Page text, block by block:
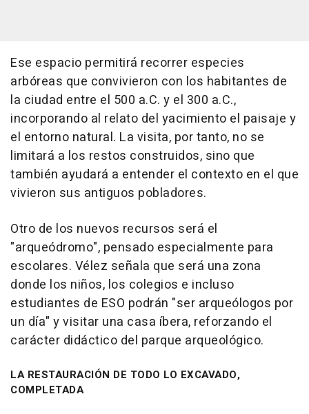
Ese espacio permitirá recorrer especies
arbóreas que convivieron con los habitantes de
la ciudad entre el 500 a.C. y el 300 a.C.,
incorporando al relato del yacimiento el paisaje y
el entorno natural. La visita, por tanto, no se
limitará a los restos construidos, sino que
también ayudará a entender el contexto en el que
vivieron sus antiguos pobladores.
Otro de los nuevos recursos será el
"arqueódromo", pensado especialmente para
escolares. Vélez señala que será una zona
donde los niños, los colegios e incluso
estudiantes de ESO podrán "ser arqueólogos por
un día" y visitar una casa íbera, reforzando el
carácter didáctico del parque arqueológico.
LA RESTAURACIÓN DE TODO LO EXCAVADO,
COMPLETADA